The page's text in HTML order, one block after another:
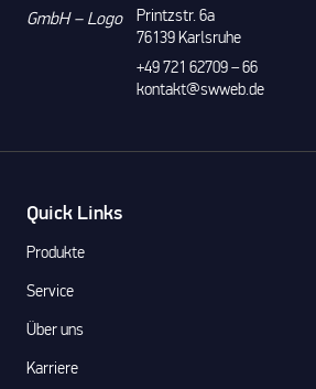
Printzstr. 6a
76139 Karlsruhe
+49 721 62709 – 66
kontakt@swweb.de
Quick Links
Produkte
Service
Über uns
Karriere